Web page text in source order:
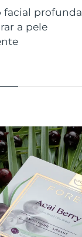
facial profunda
a pele